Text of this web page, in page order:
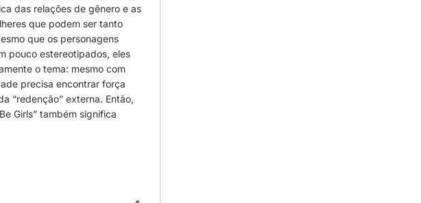
das relações de gênero e as
que podem ser tanto
que os personagens
pouco estereotipados, eles
o tema: mesmo com
precisa encontrar força
“redenção” externa. Então,
Girls” também significa